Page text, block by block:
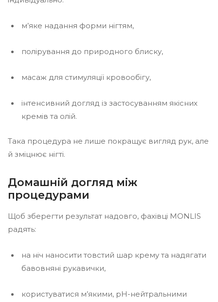
м’яке надання форми нігтям,
полірування до природного блиску,
масаж для стимуляції кровообігу,
інтенсивний догляд із застосуванням якісних
кремів та олій.
Така процедура не лише покращує вигляд рук, але
й зміцнює нігті.
Домашній догляд між
процедурами
Щоб зберегти результат надовго, фахівці MONLIS
радять:
на ніч наносити товстий шар крему та надягати
бавовняні рукавички,
користуватися м’якими, pH-нейтральними